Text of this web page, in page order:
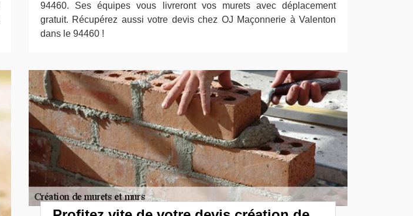
94460. Ses équipes vous livreront vos murets avec déplacement
gratuit. Récupérez aussi votre devis chez OJ Maçonnerie à Valenton
dans le 94460 !